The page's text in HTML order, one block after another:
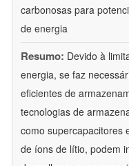
carbonosas para
de energia
Resumo: Devido à
energia, se faz
eficientes de
tecnologias de
como supercapacitores
de íons de lítio, podem